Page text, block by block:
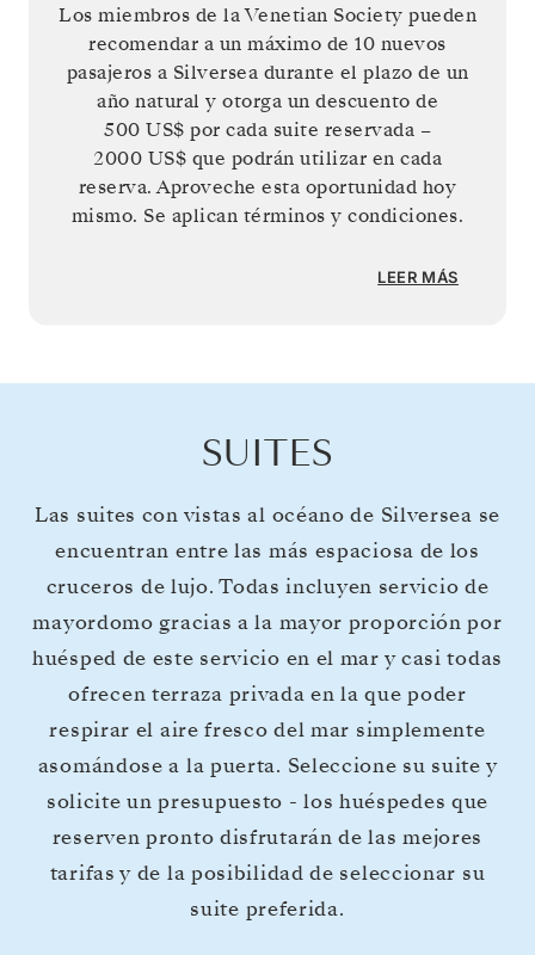
Los miembros de la Venetian Society pueden
recomendar a un máximo de 10 nuevos
pasajeros a Silversea durante el plazo de un
año natural y otorga un descuento de
500 US$ por cada suite reservada –
2000 US$ que podrán utilizar en cada
reserva. Aproveche esta oportunidad hoy
mismo. Se aplican términos y condiciones.
LEER MÁS
SUITES
Las suites con vistas al océano de Silversea se
encuentran entre las más espaciosa de los
cruceros de lujo. Todas incluyen servicio de
mayordomo gracias a la mayor proporción por
huésped de este servicio en el mar y casi todas
ofrecen terraza privada en la que poder
respirar el aire fresco del mar simplemente
asomándose a la puerta. Seleccione su suite y
solicite un presupuesto - los huéspedes que
reserven pronto disfrutarán de las mejores
tarifas y de la posibilidad de seleccionar su
suite preferida.